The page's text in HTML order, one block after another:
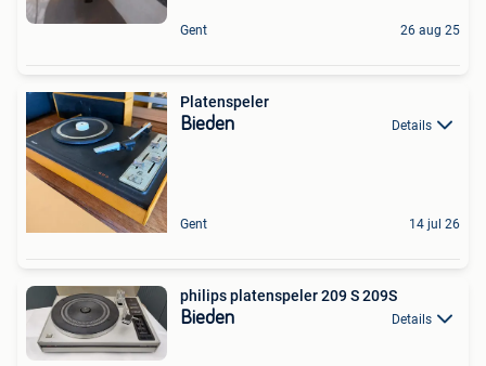
Gent 26 aug 25
Platenspeler
Bieden Details
Gent 14 jul 26
philips platenspeler 209 S 209S
Bieden Details